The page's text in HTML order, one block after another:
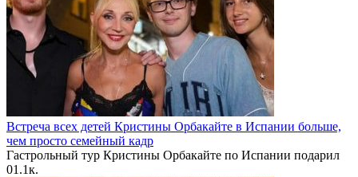
Встреча всех детей Кристины Орбакайте в Испании больше,
чем просто семейный кадр
Гастрольный тур Кристины Орбакайте по Испании подарил
01.1к.